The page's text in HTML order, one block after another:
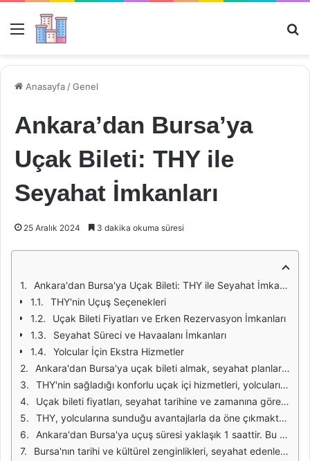
Menü
Anasayfa /Genel
Ankara’dan Bursa’ya
Uçak Bileti: THY ile
Seyahat İmkanları
25 Aralık 2024 3 dakika okuma süresi
Ankara'dan Bursa'ya Uçak Bileti: THY ile Seyahat İmkanları
THY'nin Uçuş Seçenekleri
Uçak Bileti Fiyatları ve Erken Rezervasyon İmkanları
Seyahat Süreci ve Havaalanı İmkanları
Yolcular İçin Ekstra Hizmetler
Ankara'dan Bursa'ya uçak bileti almak, seyahat planlarınızı kolaylaştıran önemli bir adımdır. Türk Hava Yolları (THY) bu anlamda sunduğu geniş uçuş ağı ve kaliteli hizmeti ile dikkat çekmektedir. Uçuşlar genellikle günde birkaç kez düzenlenmektedir, bu da yolculara esneklik sağlamaktadır. Ankara'nın Esenboğa Havalimanı'ndan kalkan uçaklar, Bursa'nın Yenişehir Havalimanı'na iniş yapmaktadır.
THY'nin sağladığı konforlu uçak içi hizmetleri, yolcuların seyahat deneyimini olumlu yönde etkilemektedir. Uçuş sırasında sunulan ikramlar, yolculuğun daha keyifli geçmesini sağlamaktadır. Ayrıca, kabin ekibinin profesyonelliği ve misafirperverliği, yolcuların kendilerini rahat hissetmelerine katkıda bulunur.
Uçak bileti fiyatları, seyahat tarihine ve zamanına göre değişiklik göstermektedir. Erken rezervasyon yaparak daha uygun fiyatlarla bilet bulma şansını artırabilirsiniz. THY'nin resmi web sitesi veya mobil uygulaması üzerinden bilet almak, kullanıcı dostu arayüzü sayesinde oldukça kolaydır.
THY, yolcularına sunduğu avantajlarla da öne çıkmaktadır. Bagaj hakkı, koltuk seçimi gibi hizmetler, seyahat öncesinde yolcuların tercihine göre şekillenmektedir. Ayrıca, THY Miles&Smiles programı ile sık uçan yolcular, puan kazanarak gelecekteki seyahatlerinde indirim veya ücretsiz bilet gibi fırsatlardan yararlanabilirler.
Ankara'dan Bursa'ya uçuş süresi yaklaşık 1 saattir. Bu kısa süre, yolcuların zaman kaybetmeden hedeflerine ulaşmalarını sağlamaktadır. Uçuşların düzenli olması, iş seyahatleri veya acil durumlar için de büyük bir avantaj sunar.
Bursa'nın tarihi ve kültürel zenginlikleri, seyahat edenler için keşfedilmeye değer bir destinasyon olmasını sağlamaktadır. Uçakla kısa sürede ulaşılabilen bu şehir, hem iş hem de turistik amaçlı seyahatler için oldukça popülerdir. Bursa'da gezilecek yerler arasında Ulu Camii, Koza Han ve Cumalıkızık gibi tarihi mekanlar bulunmaktadır.